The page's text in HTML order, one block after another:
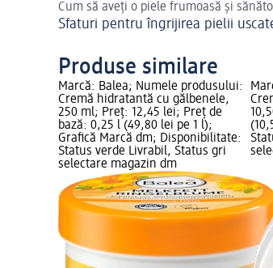
Cum să aveți o piele frumoasă și
Sfaturi pentru îngrijirea pielii
Produse similare
Marcă: Balea; Numele produsului:
Cremă hidratantă cu gălbenele,
250 ml; Preț: 12,45 lei; Preț de
bază: 0,25 l (49,80 lei pe 1 l);
Grafică Marcă dm; Disponibilitate:
Status verde Livrabil, Status gri
selectare magazin dm